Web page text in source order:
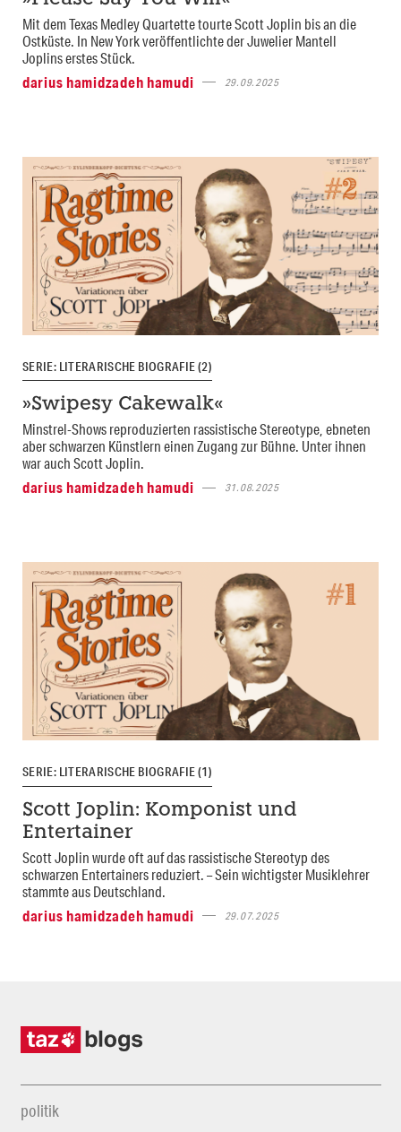
Mit dem Texas Medley Quartette tourte Scott Joplin bis an die
Ostküste. In New York veröffentlichte der Juwelier Mantell
Joplins erstes Stück.
darius hamidzadeh hamudi
29.09.2025
SERIE: LITERARISCHE BIOGRAFIE (2)
»Swipesy Cakewalk«
Minstrel-Shows reproduzierten rassistische Stereotype, ebneten
aber schwarzen Künstlern einen Zugang zur Bühne. Unter ihnen
war auch Scott Joplin.
darius hamidzadeh hamudi
31.08.2025
SERIE: LITERARISCHE BIOGRAFIE (1)
Scott Joplin: Komponist und
Entertainer
Scott Joplin wurde oft auf das rassistische Stereotyp des
schwarzen Entertainers reduziert. – Sein wichtigster Musiklehrer
stammte aus Deutschland.
darius hamidzadeh hamudi
29.07.2025
politik